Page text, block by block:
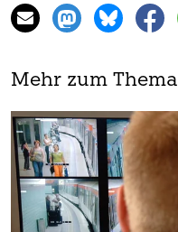
Mehr zum Thema